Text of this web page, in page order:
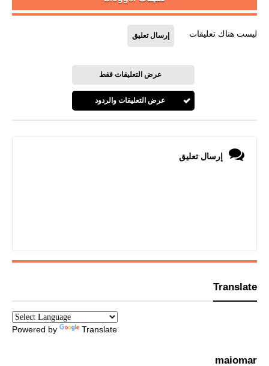
ليست هناك تعليقات إرسال تعليق
عرض التعليقات فقط
عرض التعليقات والردود
إرسال تعليق
Translate
Powered by Translate
maiomar